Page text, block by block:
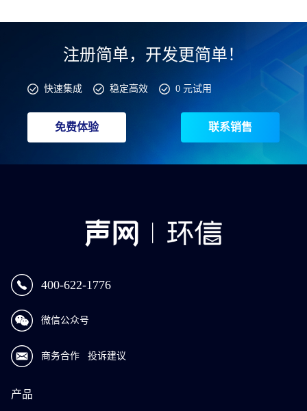
注册简单，开发更简单！
快速集成 稳定高效 0 元试用
免费体验 联系销售
400-622-1776
微信公众号
商务合作 投诉建议
产品